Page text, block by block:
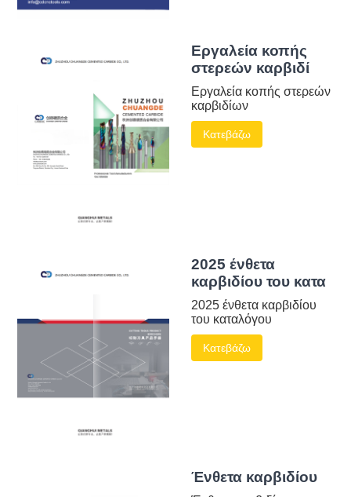
Εργαλεία κοπής
στερεών καρβιδί
Εργαλεία κοπής στερεών
καρβιδίων
Κατεβάζω
2025 ένθετα
καρβιδίου του κατα
2025 ένθετα καρβιδίου
του καταλόγου
Κατεβάζω
Ένθετα καρβιδίου